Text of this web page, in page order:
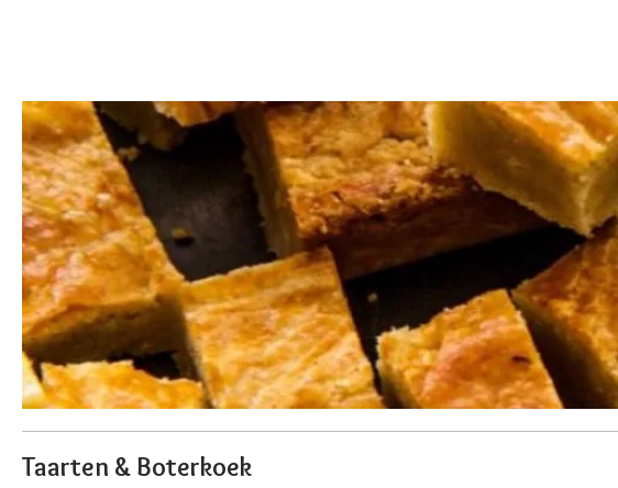
Taarten & Boterkoek